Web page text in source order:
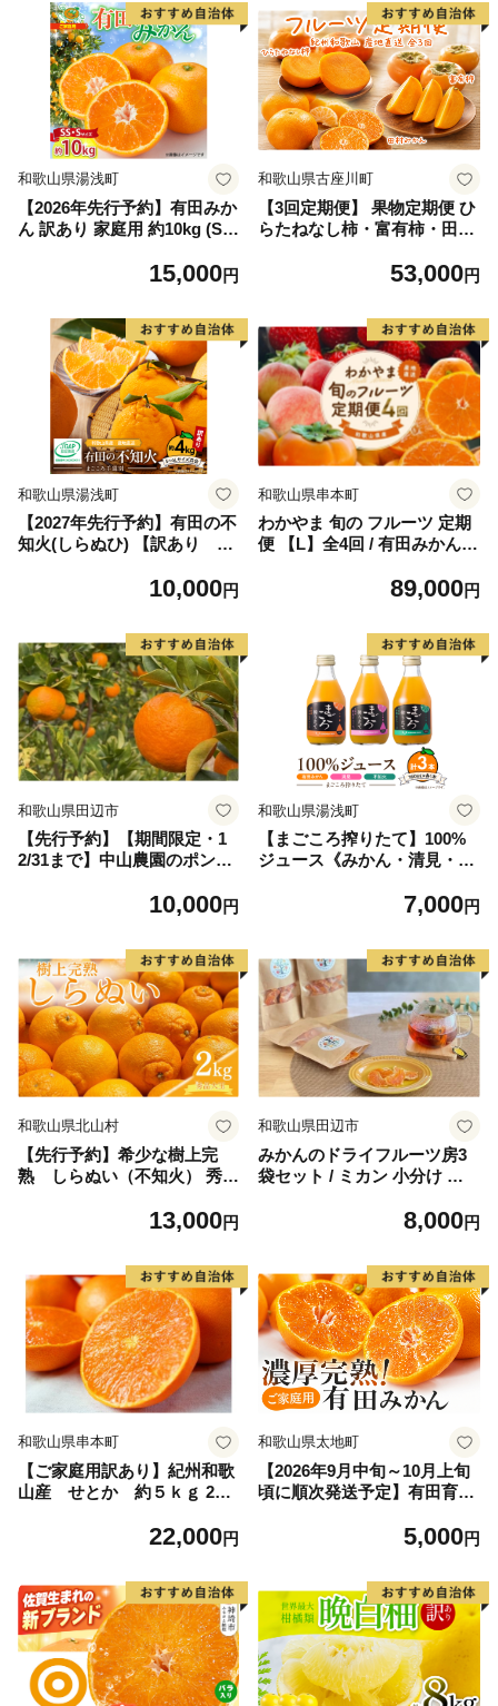
農家直送 期間限定 特産品 サ
イズミックス くらもとファー
ム 愛南町 愛媛県
和歌山県湯浅町
【2026年先行予約】有田みか
ん 訳あり 家庭用 約10kg (S
ん フルーツ 柑橘 果物 果実
6098
15,000円
和歌山県古座川町
【3回定期便】 果物定期便 ひ
らたねなし柿・富有柿・田村
53,000円
和歌山県湯浅町
【2027年先行予約】有田の不
知火(しらぬひ) 【訳あり 家
混合）まごころ手選別_ZE61
10,000円
和歌山県串本町
わかやま 旬の フルーツ 定期
便 【L】全4回 / 有田みかん
道・沖縄・離島への配送不可
89,000円
和歌山県田辺市
【先行予約】【期間限定・1
2/31まで】中山農園のポンカ
ット ※1月以降順次発送予定
市 イチジク いちじく 無花果
【nak027】
10,000円
和歌山県湯浅町
【まごころ搾りたて】100%
ジュース《みかん・清見・不
7,000円
和歌山県北山村
【先行予約】希少な樹上完
熟 しらぬい（不知火） 秀品
～2027年4月中３月末頃に順
不知火 フルーツ 柑橘 蜜柑 果
物 くだもの【kiy001A】
13,000円
和歌山県田辺市
みかんのドライフルーツ房3
袋セット / ミカン 小分け セ
8,000円
和歌山県串本町
【ご家庭用訳あり】紀州和歌
山産 せとか 約５ｋｇ 202
送 【先行予約】【みかん】
22,000円
和歌山県太地町
【2026年9月中旬～10月上旬
頃に順次発送予定】有田育ち
イズ混合(2S～2L) 約2.2kg
5,000円